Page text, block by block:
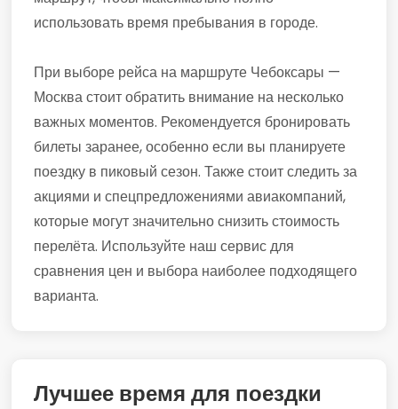
использовать время пребывания в городе.
При выборе рейса на маршруте Чебоксары —
Москва стоит обратить внимание на несколько
важных моментов. Рекомендуется бронировать
билеты заранее, особенно если вы планируете
поездку в пиковый сезон. Также стоит следить за
акциями и спецпредложениями авиакомпаний,
которые могут значительно снизить стоимость
перелёта. Используйте наш сервис для
сравнения цен и выбора наиболее подходящего
варианта.
Лучшее время для поездки